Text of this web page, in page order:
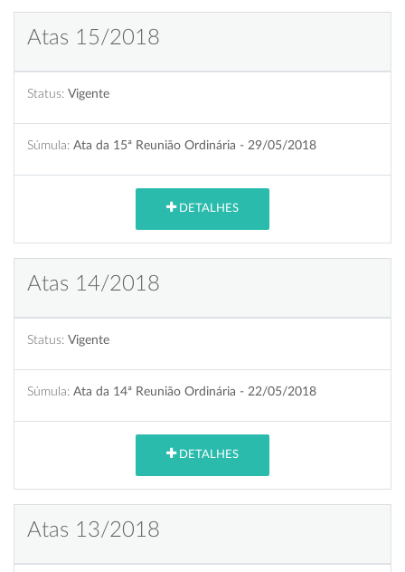
Atas 15/2018
Status: Vigente
Súmula: Ata da 15ª Reunião Ordinária - 29/05/2018
DETALHES
Atas 14/2018
Status: Vigente
Súmula: Ata da 14ª Reunião Ordinária - 22/05/2018
DETALHES
Atas 13/2018